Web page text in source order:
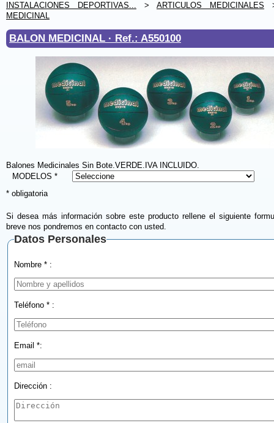
INSTALACIONES DEPORTIVAS... > ARTICULOS MEDICINALES
MEDICINAL
BALON MEDICINAL · Ref.: A550100
Balones Medicinales Sin Bote.VERDE.IVA INCLUIDO.
MODELOS *
* obligatoria
Si desea más información sobre este producto rellene el siguiente
breve nos pondremos en contacto con usted.
Datos Personales
Nombre * :
Teléfono * :
Email *:
Dirección :